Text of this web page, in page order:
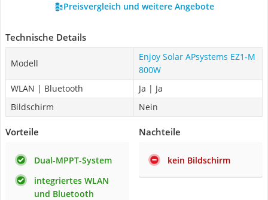
Preisvergleich und weitere Angebote
Technische Details
Modell
Enjoy Solar APsystems EZ1-M
800W
WLAN | Bluetooth
Ja | Ja
Bildschirm
Nein
Vorteile
Dual-MPPT-System
integriertes WLAN
und Bluetooth
Nachteile
kein Bildschirm